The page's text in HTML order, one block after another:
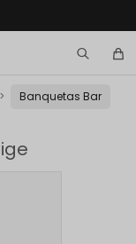
Banquetas Bar